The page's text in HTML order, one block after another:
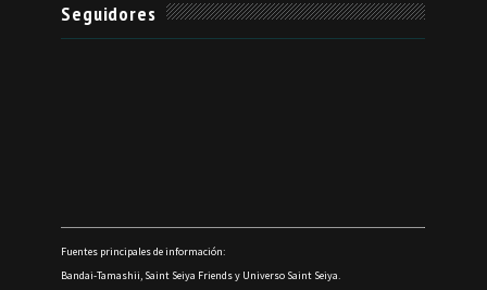
Seguidores
Fuentes principales de información:
Bandai-Tamashii, Saint Seiya Friends y Universo Saint Seiya.